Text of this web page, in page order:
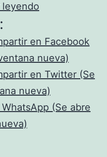
leyendo
2.0
(Febrero
2016)
en Facebook
nueva)
en Twitter (Se
nueva)
(Se abre